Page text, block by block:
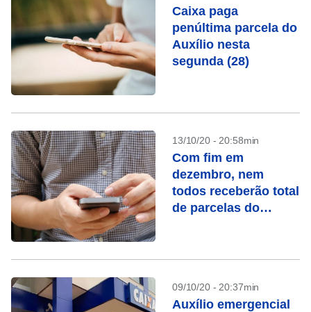
Caixa paga
penúltima parcela do
Auxílio nesta
segunda (28)
13/10/20 - 20:58min
Com fim em
dezembro, nem
todos receberão total
de parcelas do
09/10/20 - 20:37min
Auxílio emergencial